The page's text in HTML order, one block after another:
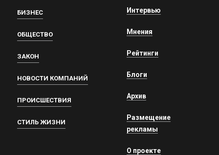
БИЗНЕС
ОБЩЕСТВО
ЗАКОН
НОВОСТИ КОМПАНИЙ
ПРОИСШЕСТВИЯ
СТИЛЬ ЖИЗНИ
Интервью
Мнения
Рейтинги
Блоги
Архив
Размещение
рекламы
О проекте